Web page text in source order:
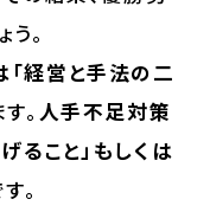
。
経営と手法の二
。 人手不足対策
ること」もしくは
。